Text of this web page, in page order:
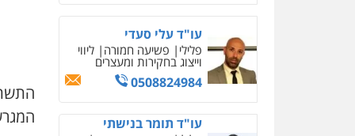
עו"ד עלי סעדי
פלילי פשיעה חמורה ליווי
וייצוג בחקירות ומעצרים
0508824984
עו"ד תומר בנישתי